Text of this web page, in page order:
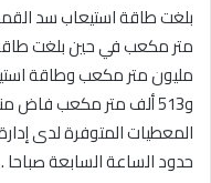
المعطيات المتوفرة لدى
حدود الساعة السابعة صباحا .